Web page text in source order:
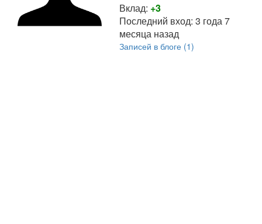
Вклад: +3
Последний вход:3 года 7
месяца назад
Записей в блоге (1)